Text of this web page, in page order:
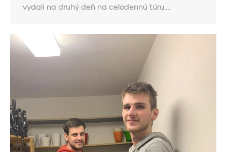
vydali na druhý deň na celodennú túru.…